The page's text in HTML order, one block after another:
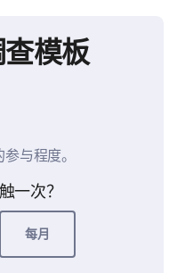
模板
与程度。
一次？
每月